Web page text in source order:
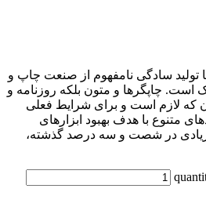
تولید سادگی نامفهوم از صنعت چاپ و
است. چاپگرها و متون بلکه روزنامه و
که لازم است و برای شرایط فعلی
متنوع با هدف بهبود ابزارهای
زیادی در شصت و سه درصد گذشته،